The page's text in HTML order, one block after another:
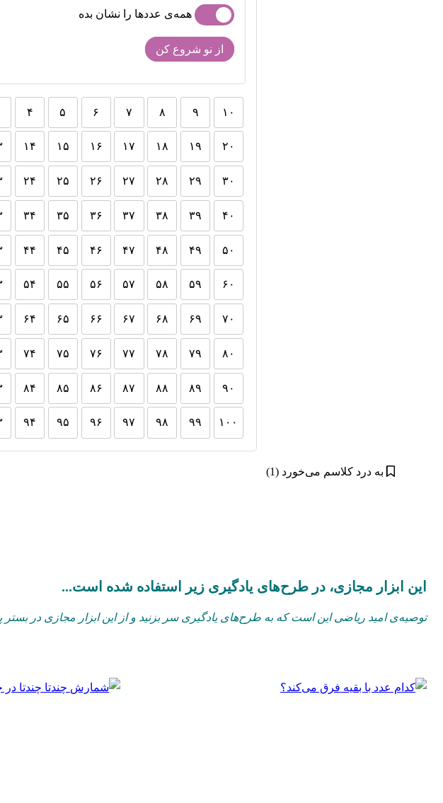
همه‌ی عددها را نشان بده
از نو شروع کن
۴ ۵ ۶ ۷ ۸ ۹ ۱۰
۱۴ ۱۵ ۱۶ ۱۷ ۱۸ ۱۹ ۲۰
۲۴ ۲۵ ۲۶ ۲۷ ۲۸ ۲۹ ۳۰
۳۴ ۳۵ ۳۶ ۳۷ ۳۸ ۳۹ ۴۰
۴۴ ۴۵ ۴۶ ۴۷ ۴۸ ۴۹ ۵۰
۵۴ ۵۵ ۵۶ ۵۷ ۵۸ ۵۹ ۶۰
۶۴ ۶۵ ۶۶ ۶۷ ۶۸ ۶۹ ۷۰
۷۴ ۷۵ ۷۶ ۷۷ ۷۸ ۷۹ ۸۰
۸۴ ۸۵ ۸۶ ۸۷ ۸۸ ۸۹ ۹۰
۹۴ ۹۵ ۹۶ ۹۷ ۹۸ ۹۹ ۱۰۰
به درد کلاسم می‌خورد (1)
این ابزار مجازی، در طرح‌های یادگیری زیر استفاده شده است...
توصیه‌ی امید ریاضی این است که به طرح‌های یادگیری سر بزنید و از این ابزار مجازی در بستر